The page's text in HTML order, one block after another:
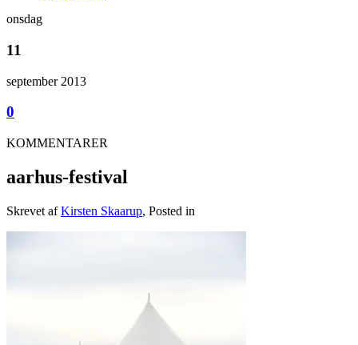
onsdag
11
september 2013
0
KOMMENTARER
aarhus-festival
Skrevet afKirsten Skaarup, Posted in